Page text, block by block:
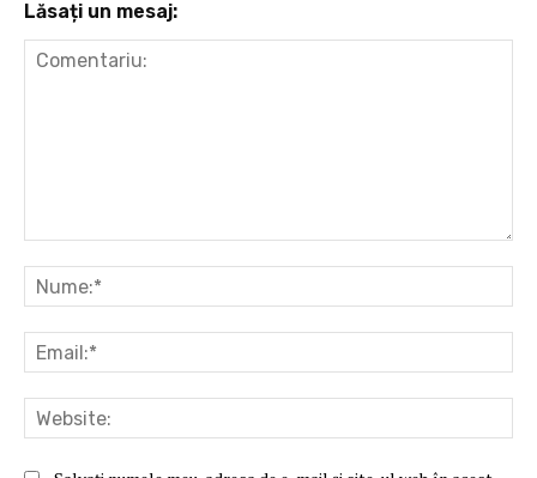
Lăsați un mesaj: